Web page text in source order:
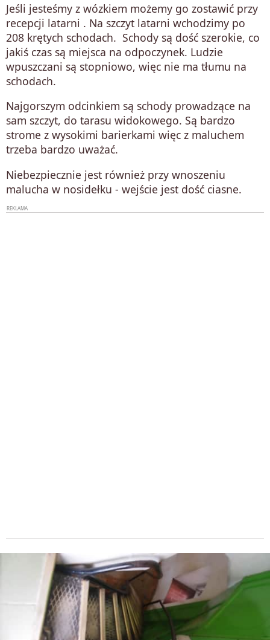
Jeśli jesteśmy z wózkiem możemy go zostawić przy
recepcji latarni . Na szczyt latarni wchodzimy po
208 krętych schodach. Schody są dość szerokie, co
jakiś czas są miejsca na odpoczynek. Ludzie
wpuszczani są stopniowo, więc nie ma tłumu na
schodach.
Najgorszym odcinkiem są schody prowadzące na
sam szczyt, do tarasu widokowego. Są bardzo
strome z wysokimi barierkami więc z maluchem
trzeba bardzo uważać.
Niebezpiecznie jest również przy wnoszeniu
malucha w nosidełku - wejście jest dość ciasne.